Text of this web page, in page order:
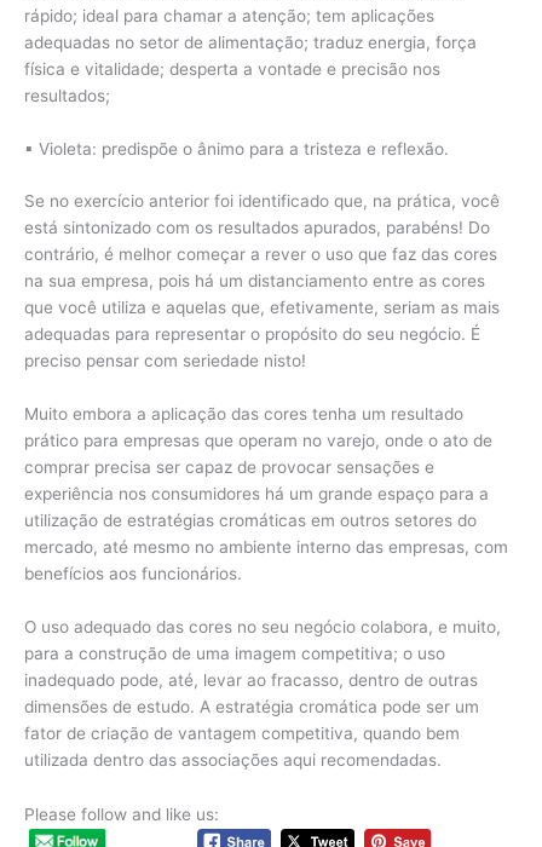
rápido; ideal para chamar a atenção; tem aplicações
adequadas no setor de alimentação; traduz energia, força
física e vitalidade; desperta a vontade e precisão nos
resultados;
▪ Violeta: predispõe o ânimo para a tristeza e reflexão.
Se no exercício anterior foi identificado que, na prática, você
está sintonizado com os resultados apurados, parabéns! Do
contrário, é melhor começar a rever o uso que faz das cores
na sua empresa, pois há um distanciamento entre as cores
que você utiliza e aquelas que, efetivamente, seriam as mais
adequadas para representar o propósito do seu negócio. É
preciso pensar com seriedade nisto!
Muito embora a aplicação das cores tenha um resultado
prático para empresas que operam no varejo, onde o ato de
comprar precisa ser capaz de provocar sensações e
experiência nos consumidores há um grande espaço para a
utilização de estratégias cromáticas em outros setores do
mercado, até mesmo no ambiente interno das empresas, com
benefícios aos funcionários.
O uso adequado das cores no seu negócio colabora, e muito,
para a construção de uma imagem competitiva; o uso
inadequado pode, até, levar ao fracasso, dentro de outras
dimensões de estudo. A estratégia cromática pode ser um
fator de criação de vantagem competitiva, quando bem
utilizada dentro das associações aqui recomendadas.
Please follow and like us: